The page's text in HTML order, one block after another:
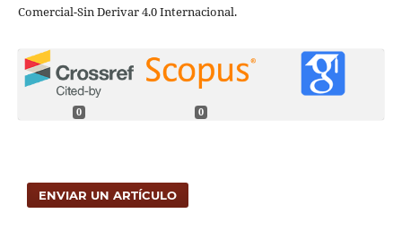
Comercial-Sin Derivar 4.0 Internacional.
0 0
ENVIAR UN ARTÍCULO